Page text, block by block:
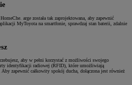
arge została tak zaprojektowana, aby zapewnić
MyToyota na smartfonie, sprawdzaj stan baterii, zdalnie
aby w pełni korzystać z możliwości swojego
identyfikacji radiowej (RFID), które umożliwiają
zapewnić całkowity spokój ducha, dołączona jest również